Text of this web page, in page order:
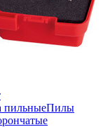
пильныеПилы